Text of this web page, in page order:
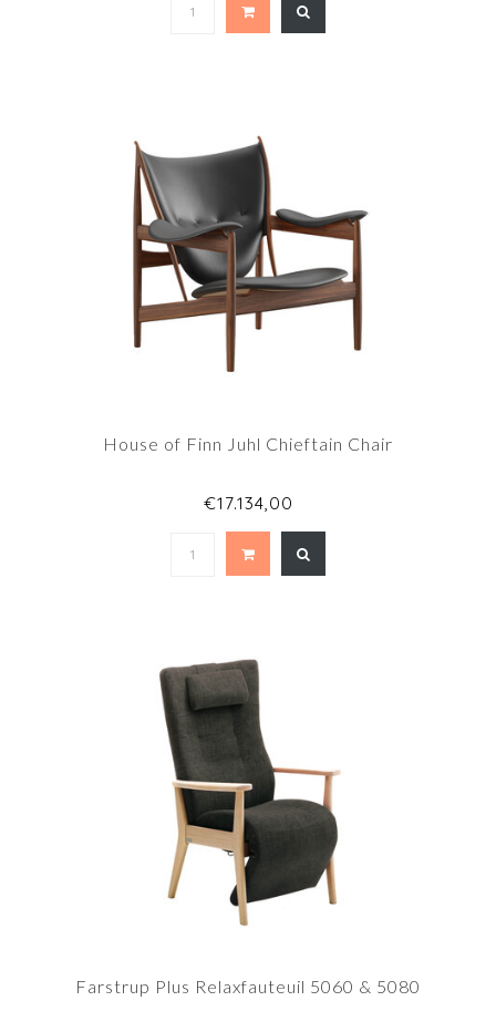
House of Finn Juhl Chieftain Chair
€17.134,00
Farstrup Plus Relaxfauteuil 5060 & 5080